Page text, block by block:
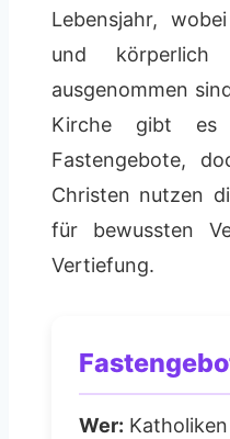
Lebensjahr,
und körperlich
ausgenommen
Kirche gibt es
Fastengebote,
Christen nutzen
für bewussten
Vertiefung.
Wer: